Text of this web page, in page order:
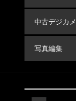
中古デジカメ
写真編集